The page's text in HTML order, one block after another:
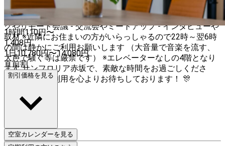
を請求いたします🙇‍♀️ 🎈 おすすめの利用シーン - 女子会や撮
影 - 会議 - ママ会 - ホームパーティーや誕生日会 - テレワー
クやリモート会議 - 交流会やミートアップ - インタビューや
取材 ※近隣にお住まいの方がいらっしゃるので22時～翌6時
の間は静かにご利用お願いします （大音量で音楽を流す、
大声で騒ぐ等は厳禁です） ※エレベーターなしの4階となり
ます サンフロリア赤坂で、素敵な時間をお過ごしくださ
い。皆様のご利用を心よりお待ちしております！ 🎊
1時間110円〜
1,408円
1日10,780円〜14,080円
直前割
割引価格を見る
空室カレンダーを見る